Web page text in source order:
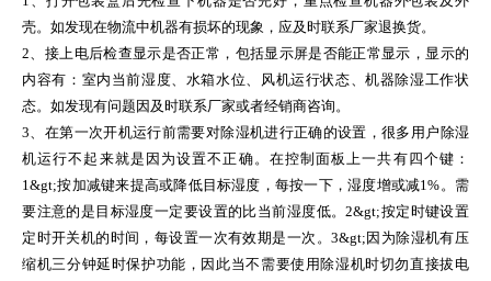
壳。如发现在物流中机器有损坏的现象，应及时联系厂家退换货。
2、接上电后检查显示是否正常，包括显示屏是否能正常显示，显示的
内容有：室内当前湿度、水箱水位、风机运行状态、机器除湿工作状
态。如发现有问题因及时联系厂家或者经销商咨询。
3、在第一次开机运行前需要对除湿机进行正确的设置，很多用户除湿
机运行不起来就是因为设置不正确。在控制面板上一共有四个键：
1&gt;按加减键来提高或降低目标湿度，每按一下，湿度增或减1%。需
要注意的是目标湿度一定要设置的比当前湿度低。2&gt;按定时键设置
定时开关机的时间，每设置一次有效期是一次。3&gt;因为除湿机有压
缩机三分钟延时保护功能，因此当不需要使用除湿机时切勿直接拔电